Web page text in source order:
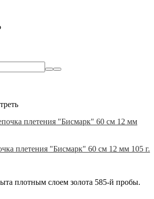
плетения "Бисмарк" 60 см 12 мм 105 г.
плотным слоем золота 585-й пробы.